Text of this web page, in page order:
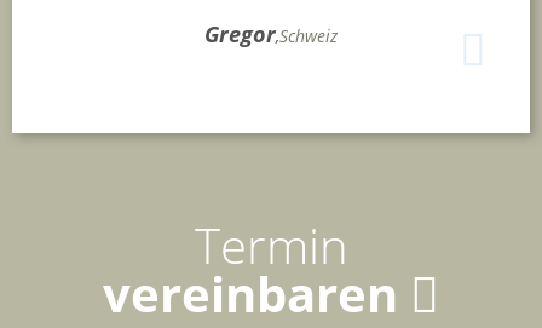
Gregor,Schweiz
Termin
vereinbaren